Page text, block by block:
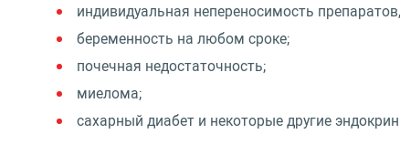
индивидуальная непереносимость
беременность на любом сроке;
почечная недостаточность;
миелома;
сахарный диабет и некоторые другие